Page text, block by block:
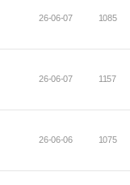
26-06-07 1085
26-06-07 1157
26-06-06 1075